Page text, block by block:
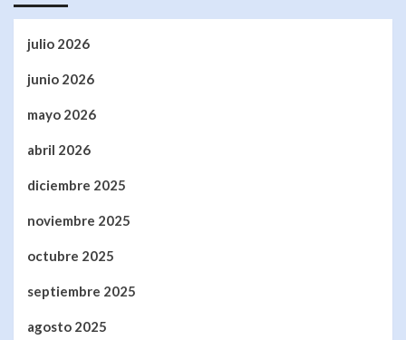
julio 2026
junio 2026
mayo 2026
abril 2026
diciembre 2025
noviembre 2025
octubre 2025
septiembre 2025
agosto 2025